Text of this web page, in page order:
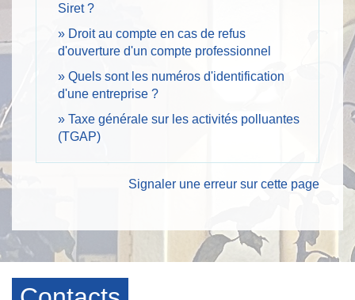
Siret ?
Droit au compte en cas de refus
d'ouverture d'un compte professionnel
Quels sont les numéros d'identification
d'une entreprise ?
Taxe générale sur les activités polluantes
(TGAP)
Signaler une erreur sur cette page